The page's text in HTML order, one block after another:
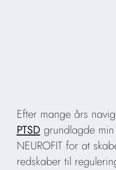
Efter mange års
PTSD grundlagde
NEUROFIT for at
redskaber til